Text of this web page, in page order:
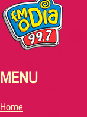
MENU
Home